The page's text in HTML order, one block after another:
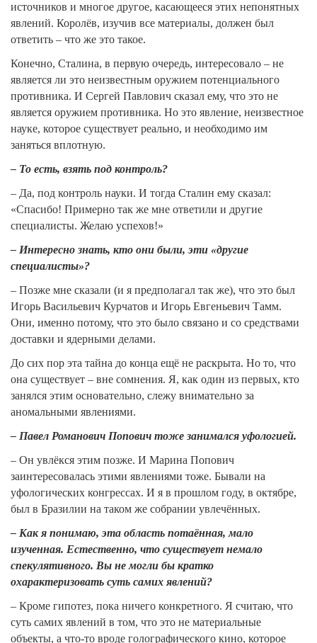
источников и многое другое, касающееся этих непонятных
явлений. Королёв, изучив все материалы, должен был
ответить – что же это такое.
Конечно, Сталина, в первую очередь, интересовало – не
является ли это неизвестным оружием потенциального
противника. И Сергей Павлович сказал ему, что это не
является оружием противника. Но это явление, неизвестное
науке, которое существует реально, и необходимо им
заняться вплотную.
– То есть, взять под контроль?
– Да, под контроль науки. И тогда Сталин ему сказал:
«Спасибо! Примерно так же мне ответили и другие
специалисты. Желаю успехов!»
– Интересно знать, кто они были, эти «другие
специалисты»?
– Позже мне сказали (и я предполагал так же), что это был
Игорь Васильевич Курчатов и Игорь Евгеньевич Тамм.
Они, именно потому, что это было связано и со средствами
доставки и ядерными делами.
До сих пор эта тайна до конца ещё не раскрыта. Но то, что
она существует – вне сомнения. Я, как один из первых, кто
занялся этим основательно, слежу внимательно за
аномальными явлениями.
– Павел Романович Попович тоже занимался уфологией.
– Он увлёкся этим позже. И Марина Попович
заинтересовалась этими явлениями тоже. Бывали на
уфологических конгрессах. И я в прошлом году, в октябре,
был в Бразилии на таком же собрании увлечённых.
– Как я понимаю, эта область потаённая, мало
изученная. Естественно, что существует немало
спекулятивного. Вы не могли бы кратко
охарактеризовать суть самих явлений?
– Кроме гипотез, пока ничего конкретного. Я считаю, что
суть самих явлений в том, что это не материальные
объекты, а что-то вроде голографического кино, которое